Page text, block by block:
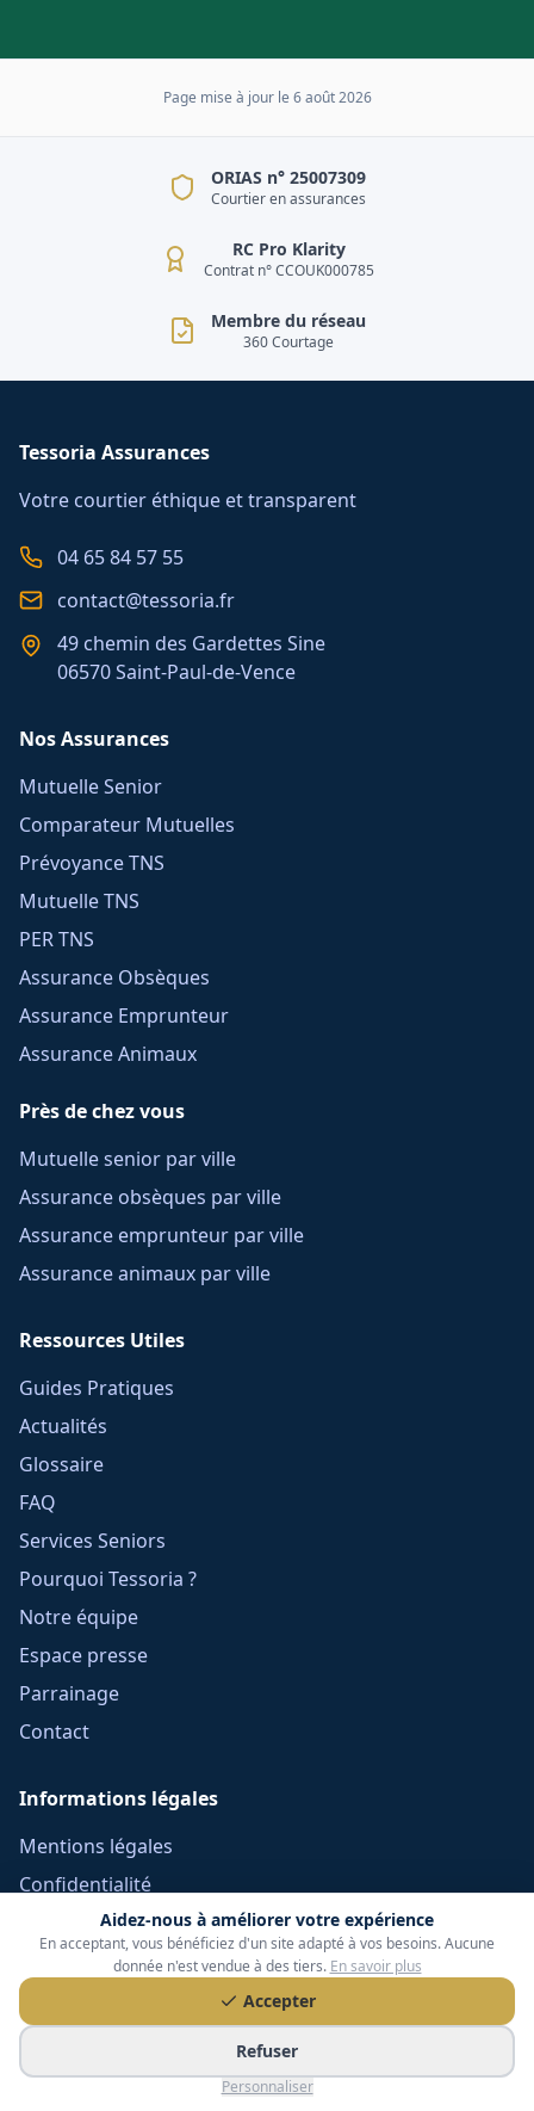
Aidez-nous à améliorer votre expérience
En acceptant, vous bénéficiez d'un site adapté à vos besoins. Aucune
donnée n'est vendue à des tiers. En savoir plus
Accepter
Refuser
Personnaliser
Page mise à jour le 6 août 2026
ORIAS n° 25007309
Courtier en assurances
RC Pro Klarity
Contrat n° CCOUK000785
Membre du réseau
360 Courtage
Tessoria Assurances
Votre courtier éthique et transparent
04 65 84 57 55
contact@tessoria.fr
49 chemin des Gardettes Sine
06570 Saint-Paul-de-Vence
Nos Assurances
Mutuelle Senior
Comparateur Mutuelles
Prévoyance TNS
Mutuelle TNS
PER TNS
Assurance Obsèques
Assurance Emprunteur
Assurance Animaux
Près de chez vous
Mutuelle senior par ville
Assurance obsèques par ville
Assurance emprunteur par ville
Assurance animaux par ville
Ressources Utiles
Guides Pratiques
Actualités
Glossaire
FAQ
Services Seniors
Pourquoi Tessoria ?
Notre équipe
Espace presse
Parrainage
Contact
Informations légales
Mentions légales
Confidentialité
CGV Frais Courtage
Méthodologie